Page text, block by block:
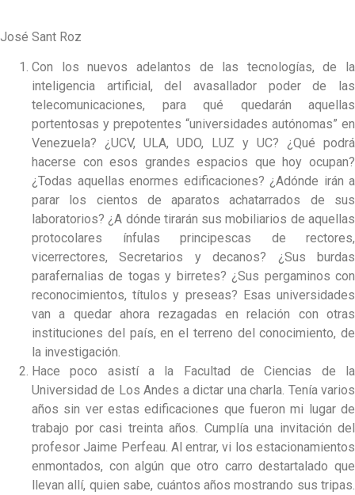
José Sant Roz
Con los nuevos adelantos de las tecnologías, de la
inteligencia artificial, del avasallador poder de las
telecomunicaciones, para qué quedarán aquellas
portentosas y prepotentes “universidades autónomas” en
Venezuela? ¿UCV, ULA, UDO, LUZ y UC? ¿Qué podrá
hacerse con esos grandes espacios que hoy ocupan?
¿Todas aquellas enormes edificaciones? ¿Adónde irán a
parar los cientos de aparatos achatarrados de sus
laboratorios? ¿A dónde tirarán sus mobiliarios de aquellas
protocolares ínfulas principescas de rectores,
vicerrectores, Secretarios y decanos? ¿Sus burdas
parafernalias de togas y birretes? ¿Sus pergaminos con
reconocimientos, títulos y preseas? Esas universidades
van a quedar ahora rezagadas en relación con otras
instituciones del país, en el terreno del conocimiento, de
la investigación.
Hace poco asistí a la Facultad de Ciencias de la
Universidad de Los Andes a dictar una charla. Tenía varios
años sin ver estas edificaciones que fueron mi lugar de
trabajo por casi treinta años. Cumplía una invitación del
profesor Jaime Perfeau. Al entrar, vi los estacionamientos
enmontados, con algún que otro carro destartalado que
llevan allí, quien sabe, cuántos años mostrando sus tripas.